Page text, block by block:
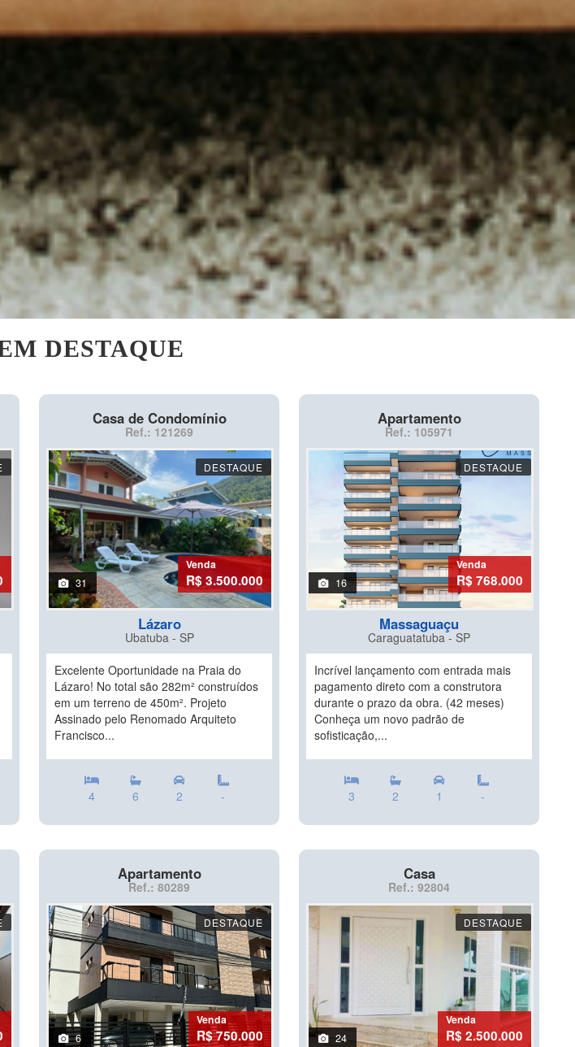
DESTAQUE
Casa de Condomínio
Ref.: 121269
DESTAQUE
31
Venda
R$ 3.500.000
Lázaro
Ubatuba - SP
Excelente Oportunidade na Praia do
Lázaro! No total são 282m² construídos
em um terreno de 450m². Projeto
Assinado pelo Renomado Arquiteto
Francisco...
4 6 2 -
Apartamento
Ref.: 105971
DESTAQUE
16
Venda
R$ 768.000
Massaguaçu
Caraguatatuba - SP
Incrível lançamento com entrada mais
pagamento direto com a construtora
durante o prazo da obra. (42 meses)
Conheça um novo padrão de
sofisticação,...
3 2 1 -
Apartamento
Ref.: 80289
DESTAQUE
6
Venda
R$ 750.000
Casa
Ref.: 92804
DESTAQUE
24
Venda
R$ 2.500.000